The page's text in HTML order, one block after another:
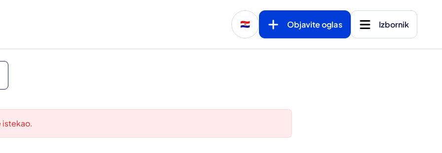
🇭🇷 Objavite oglas Izbornik
istekao.